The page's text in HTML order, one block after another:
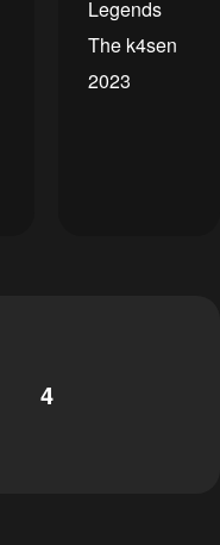
Legends
The k4sen
2023
4